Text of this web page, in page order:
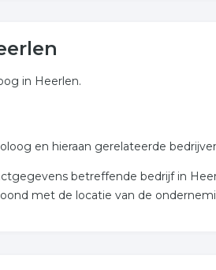
in Heerlen.
en hieraan gerelateerde
betreffende bedrijf in
met de locatie van de